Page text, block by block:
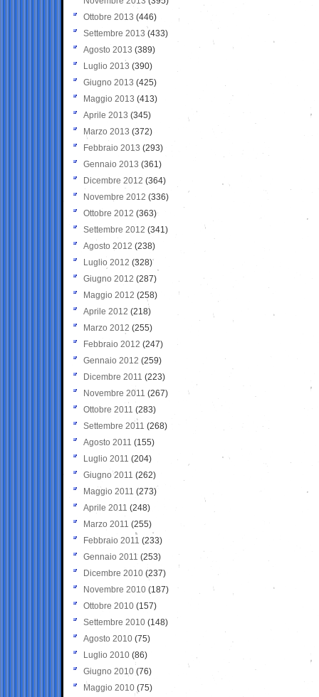
Ottobre 2013 (446)
Settembre 2013 (433)
Agosto 2013 (389)
Luglio 2013 (390)
Giugno 2013 (425)
Maggio 2013 (413)
Aprile 2013 (345)
Marzo 2013 (372)
Febbraio 2013 (293)
Gennaio 2013 (361)
Dicembre 2012 (364)
Novembre 2012 (336)
Ottobre 2012 (363)
Settembre 2012 (341)
Agosto 2012 (238)
Luglio 2012 (328)
Giugno 2012 (287)
Maggio 2012 (258)
Aprile 2012 (218)
Marzo 2012 (255)
Febbraio 2012 (247)
Gennaio 2012 (259)
Dicembre 2011 (223)
Novembre 2011 (267)
Ottobre 2011 (283)
Settembre 2011 (268)
Agosto 2011 (155)
Luglio 2011 (204)
Giugno 2011 (262)
Maggio 2011 (273)
Aprile 2011 (248)
Marzo 2011 (255)
Febbraio 2011 (233)
Gennaio 2011 (253)
Dicembre 2010 (237)
Novembre 2010 (187)
Ottobre 2010 (157)
Settembre 2010 (148)
Agosto 2010 (75)
Luglio 2010 (86)
Giugno 2010 (76)
Maggio 2010 (75)